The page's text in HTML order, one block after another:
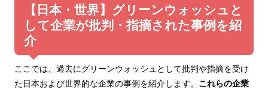
【日本・世界】グリーンウォッシュと
して企業が批判・指摘された事例を紹
介
ここでは、過去にグリーンウォッシュとして批判や指摘を受け
た日本および世界的な企業の事例を紹介します。 これらの企業